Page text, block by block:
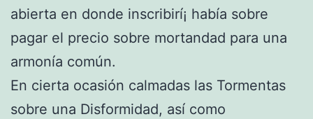
abierta en donde inscribirí¡ había sobre
pagar el precio sobre mortandad para una
armonía común.
En cierta ocasión calmadas las Tormentas
sobre una Disformidad, así­ como